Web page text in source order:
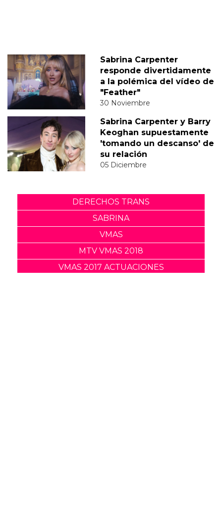
Sabrina Carpenter
responde divertidamente
a la polémica del vídeo de
"Feather"
30 Noviembre
Sabrina Carpenter y Barry
Keoghan supuestamente
'tomando un descanso' de
su relación
05 Diciembre
DERECHOS TRANS
SABRINA
VMAS
MTV VMAS 2018
VMAS 2017 ACTUACIONES